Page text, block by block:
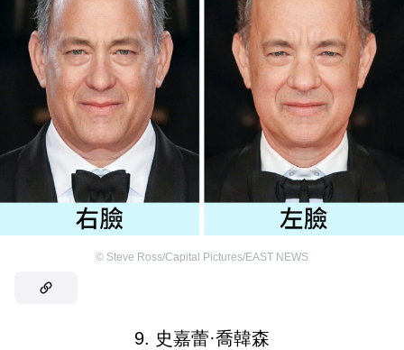
© Steve Ross/Capital Pictures/EAST NEWS
9. 史嘉蕾·喬韓森